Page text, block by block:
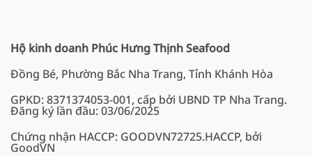
Hộ kinh doanh Phúc Hưng Thịnh Seafood
Đồng Bé, Phường Bắc Nha Trang, Tỉnh Khánh Hòa
GPKD: 8371374053-001, cấp bởi UBND TP Nha Trang.
Đăng ký lần đầu: 03/06/2025
Chứng nhận HACCP: GOODVN72725.HACCP, bởi
GoodVN